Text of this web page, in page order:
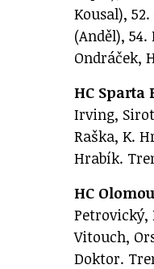
Kousal),
(Anděl),
Ondráček,
HC Sparta
Irving,
Raška, K.
Hrabík.
HC
Petrovický,
Vitouch,
Doktor.